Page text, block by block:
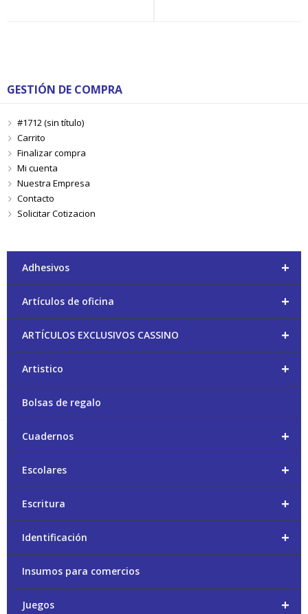
GESTIÓN DE COMPRA
#1712 (sin título)
Carrito
Finalizar compra
Mi cuenta
Nuestra Empresa
Contacto
Solicitar Cotizacion
+
Adhesivos
+
Artículos de oficina
+
ARTÍCULOS EXCLUSIVOS CASSINO
+
Artistico
Bolsas de regalo
+
Cuadernos
+
Escolares
+
Escritura
+
Identificación
Insumos para comercios
+
Juegos